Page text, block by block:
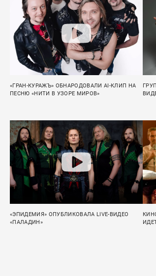
«ГРАН-КУРАЖЪ» ОБНАРОДОВАЛИ AI-КЛИП НА
ПЕСНЮ «НИТИ В УЗОРЕ МИРОВ»
«ЭПИДЕМИЯ» ОПУБЛИКОВАЛА LIVE-ВИДЕО
«ПАЛАДИН»